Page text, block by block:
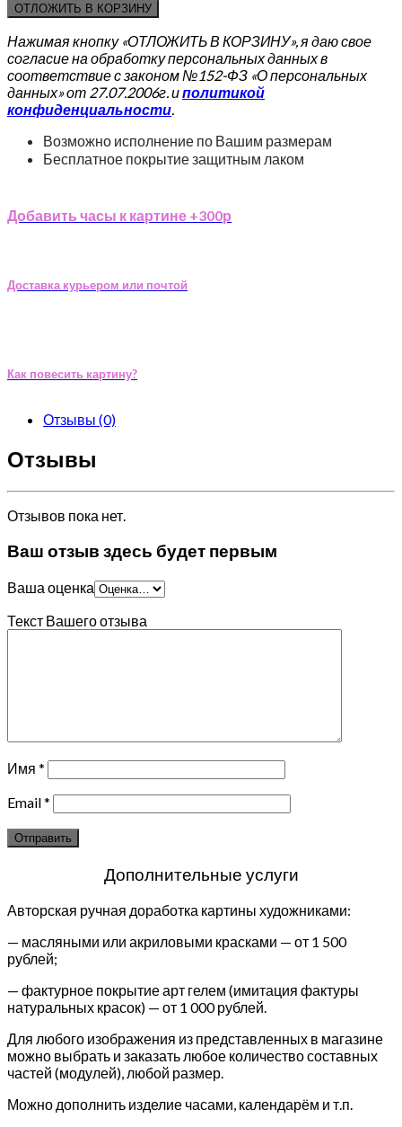
ОТЛОЖИТЬ В КОРЗИНУ
Нажимая кнопку «ОТЛОЖИТЬ В КОРЗИНУ», я даю свое
согласие на обработку персональных данных в
соответствие с законом №152-ФЗ «О персональных
данных» от 27.07.2006г. иполитикой
конфиденциальности.
Возможно исполнение по Вашим размерам
Бесплатное покрытие защитным лаком
Добавить часы к картине +300р
Доставка курьером или почтой
Как повесить картину?
Отзывы (0)
Отзывы
Отзывов пока нет.
Ваш отзыв здесь будет первым
Ваша оценка
Текст Вашего отзыва
Имя *
Email*
Дополнительные услуги
Авторская ручная доработка картины художниками:
— масляными или акриловыми красками — от 1 500
рублей;
— фактурное покрытие арт гелем (имитация фактуры
натуральных красок) — от 1 000 рублей.
Для любого изображения из представленных в магазине
можно выбрать и заказать любое количество составных
частей (модулей), любой размер.
Можно дополнить изделие часами, календарём и т.п.